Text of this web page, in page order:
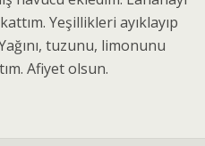
Yeşillikleri ayıklayıp
tuzunu, limonunu
Afiyet olsun.